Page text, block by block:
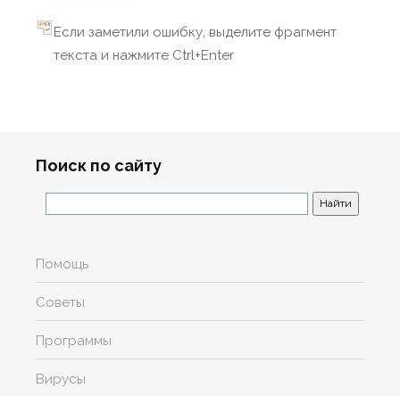
Если заметили ошибку, выделите фрагмент
текста и нажмите Ctrl+Enter
Поиск по сайту
Помощь
Советы
Программы
Вирусы